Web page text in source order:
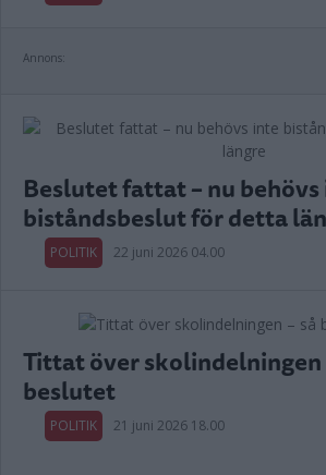
Annons:
Beslutet fattat – nu
biståndsbeslut för detta
POLITIK 22 juni 2026 04.00
Tittat över skolindelningen
beslutet
POLITIK 21 juni 2026 18.00